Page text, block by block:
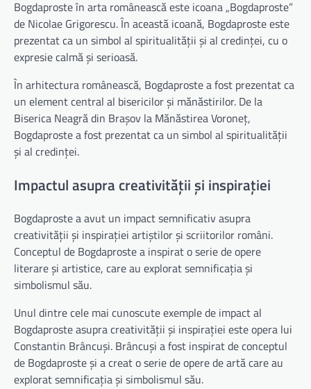
Bogdaproste în arta românească este icoana „Bogdaproste”
de Nicolae Grigorescu. În această icoană, Bogdaproste este
prezentat ca un simbol al spiritualității și al credinței, cu o
expresie calmă și serioasă.
În arhitectura românească, Bogdaproste a fost prezentat ca
un element central al bisericilor și mănăstirilor. De la
Biserica Neagră din Brașov la Mănăstirea Voroneț,
Bogdaproste a fost prezentat ca un simbol al spiritualității
și al credinței.
Impactul asupra creativității și inspirației
Bogdaproste a avut un impact semnificativ asupra
creativității și inspirației artiștilor și scriitorilor români.
Conceptul de Bogdaproste a inspirat o serie de opere
literare și artistice, care au explorat semnificația și
simbolismul său.
Unul dintre cele mai cunoscute exemple de impact al
Bogdaproste asupra creativității și inspirației este opera lui
Constantin Brâncuși. Brâncuși a fost inspirat de conceptul
de Bogdaproste și a creat o serie de opere de artă care au
explorat semnificația și simbolismul său.